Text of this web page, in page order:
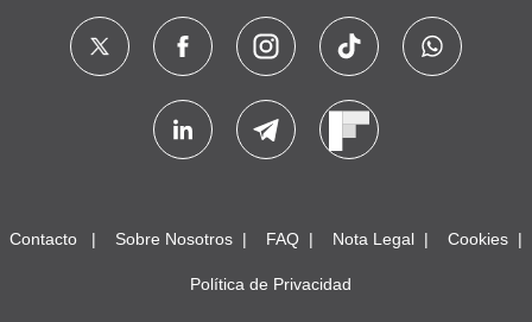
Contacto Sobre Nosotros FAQ Nota Legal Cookies
Política de Privacidad